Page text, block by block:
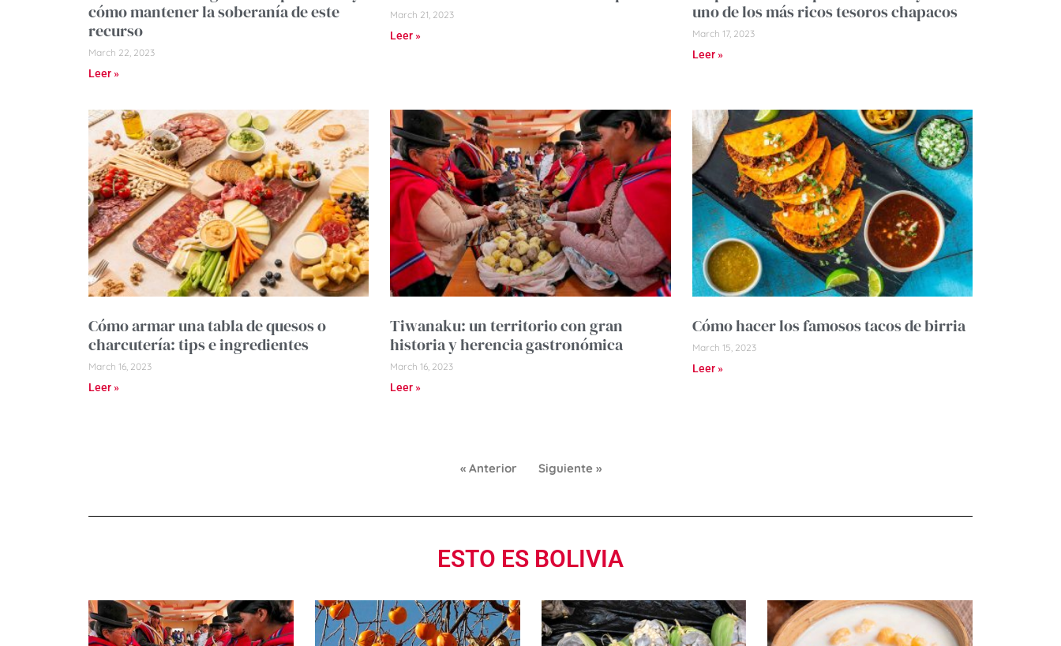
cómo mantener la soberanía de este
recurso
March 22, 2023
Leer »
March 21, 2023
Leer »
uno de los más ricos tesoros chapacos
March 17, 2023
Leer »
Cómo armar una tabla de quesos o
charcutería: tips e ingredientes
March 16, 2023
Leer »
Tiwanaku: un territorio con gran
historia y herencia gastronómica
March 16, 2023
Leer »
Cómo hacer los famosos tacos de birria
March 15, 2023
Leer »
« Anterior Siguiente »
ESTO ES BOLIVIA